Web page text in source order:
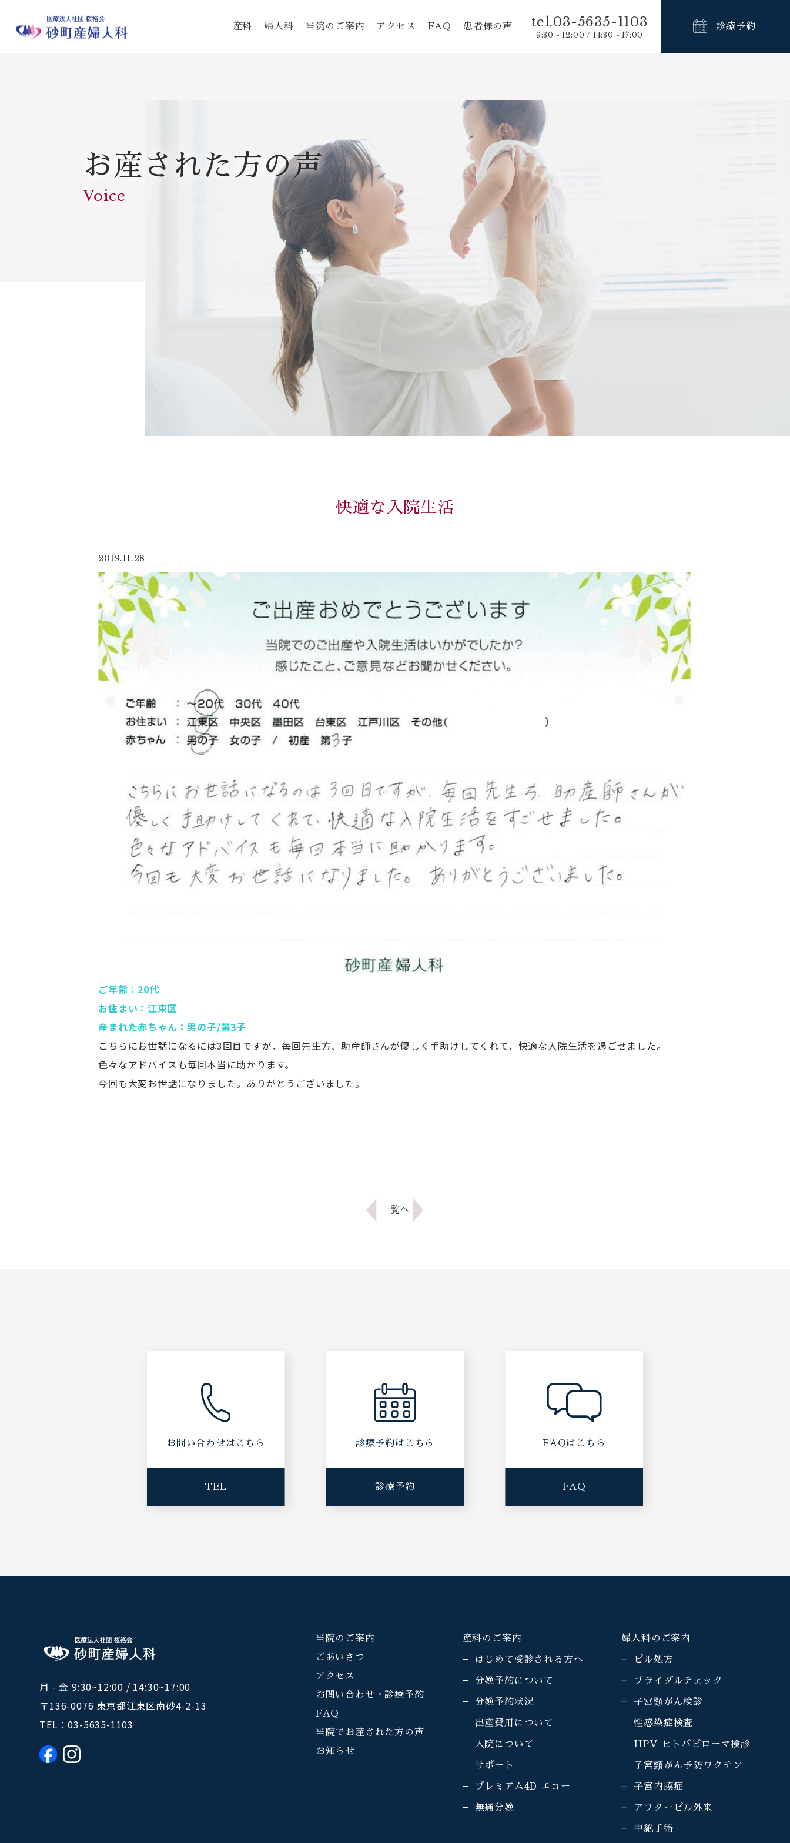
産科 婦人科 当院のご案内 アクセス FAQ 患者様の声 tel.03-5635-1103
9:30 - 12:00 / 14:30 - 17:00
診療予約
お産された方の声
Voice
快適な入院生活
2019.11.28
ご年齢：20代
お住まい：江東区
産まれた赤ちゃん：男の子/第3子
こちらにお世話になるには3回目ですが、毎回先生方、助産師さんが優しく手助けしてくれて、快適な入院生活を過ごせました。
色々なアドバイスも毎回本当に助かります。
今回も大変お世話になりました。ありがとうございました。
一覧へ
お問い合わせはこちら
TEL
診療予約はこちら
診療予約
FAQはこちら
FAQ
月 - 金 9:30~12:00 / 14:30~17:00
〒136-0076 東京都江東区南砂4-2-13
TEL：03-5635-1103
当院のご案内
ごあいさつ
アクセス
お問い合わせ・診療予約
FAQ
当院でお産された方の声
お知らせ
産科のご案内
はじめて受診される方へ
分娩予約について
分娩予約状況
出産費用について
入院について
サポート
プレミアム4D エコー
無痛分娩
婦人科のご案内
ピル処方
ブライダルチェック
子宮頸がん検診
性感染症検査
HPV ヒトパピローマ検診
子宮頸がん予防ワクチン
子宮内膜症
アフターピル外来
中絶手術